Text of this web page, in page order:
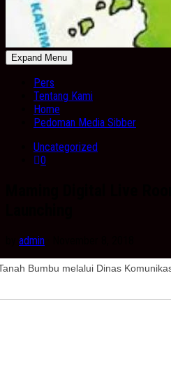
Expand Menu
Pers
Tentang Kami
Home
Pedoman Media Sibber
Uncategorized
0
admin
Bumbu melalui Dinas